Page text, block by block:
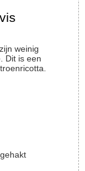
Dit is een